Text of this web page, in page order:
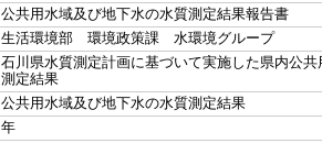
公共用水域及び地下水の水質測定結果報告書
生活環境部 環境政策課 水環境グループ
石川県水質測定計画に基づいて実施した県内公
測定結果
公共用水域及び地下水の水質測定結果
年